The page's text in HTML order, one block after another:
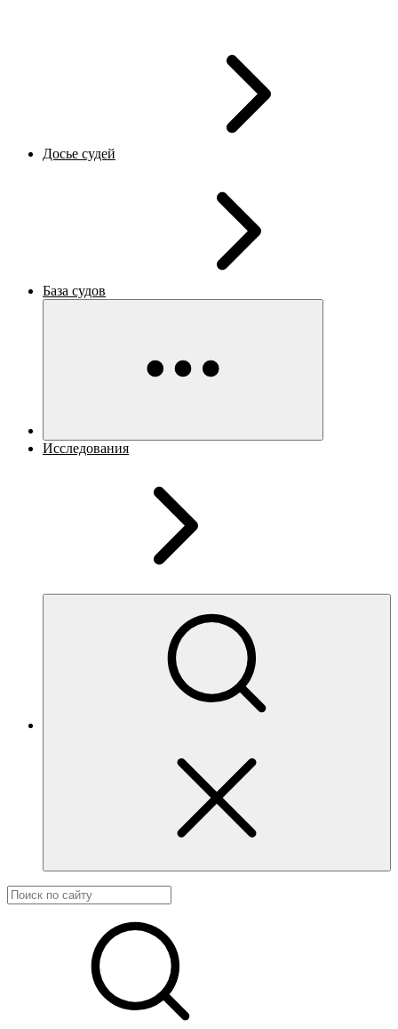
Досье судей
База судов
Исследования